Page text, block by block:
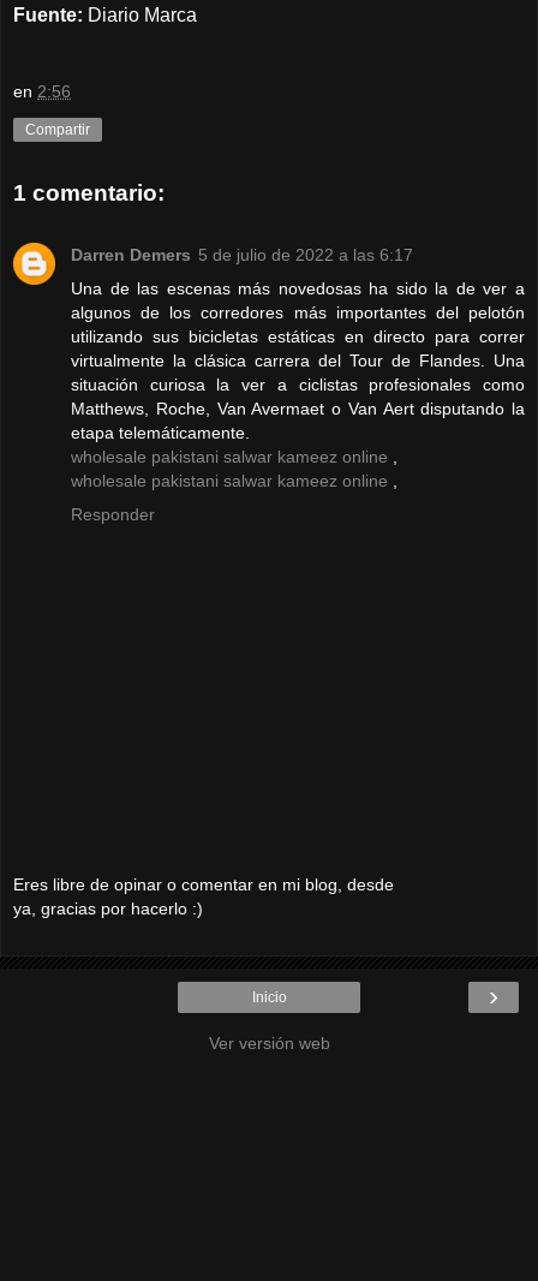
Fuente: Diario Marca
en 2:56
Compartir
1 comentario:
Darren Demers 5 de julio de 2022 a las 6:17
Una de las escenas más novedosas ha sido la de ver a
algunos de los corredores más importantes del pelotón
utilizando sus bicicletas estáticas en directo para correr
virtualmente la clásica carrera del Tour de Flandes. Una
situación curiosa la ver a ciclistas profesionales como
Matthews, Roche, Van Avermaet o Van Aert disputando la
etapa telemáticamente.
wholesale pakistani salwar kameez online ,
wholesale pakistani salwar kameez online ,
Responder
Eres libre de opinar o comentar en mi blog, desde
ya, gracias por hacerlo :)
›
Inicio
Ver versión web